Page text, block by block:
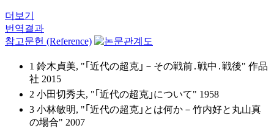
더보기
번역결과
참고문헌 (Reference)
1 鈴木貞美, "｢近代の超克｣－その戦前․戦中․戦後" 作品
社 2015
2 小田切秀夫, "｢近代の超克｣について" 1958
3 小林敏明, "｢近代の超克｣とは何か－竹内好と丸山真
の場合" 2007